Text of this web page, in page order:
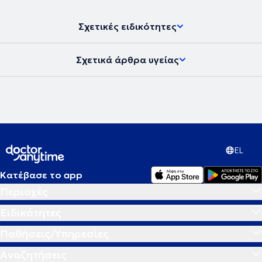
Σχετικές ειδικότητες
Σχετικά άρθρα υγείας
EL
Κατέβασε το app